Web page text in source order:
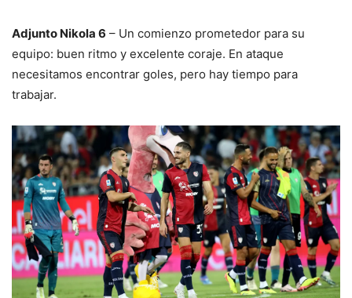
Adjunto Nikola 6 – Un comienzo prometedor para su
equipo: buen ritmo y excelente coraje. En ataque
necesitamos encontrar goles, pero hay tiempo para
trabajar.